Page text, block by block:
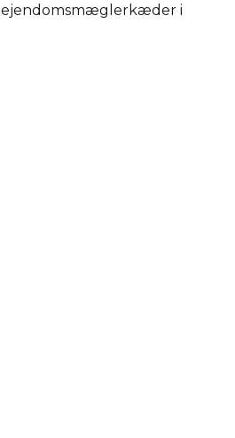
ejendomsmæglerkæder i